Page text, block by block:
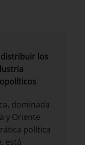
distribuir los
dominada
y Oriente
política
está